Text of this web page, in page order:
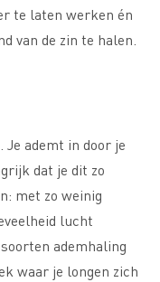
te laten werken én
van de zin te halen.
Je ademt in door je
dat je dit zo
met zo weinig
lucht
ademhaling
waar je longen zich